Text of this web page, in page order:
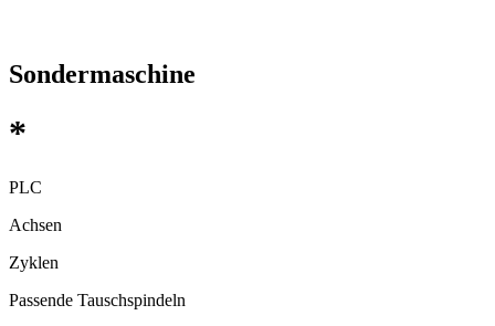
Sondermaschine
*
PLC
Achsen
Zyklen
Passende Tauschspindeln